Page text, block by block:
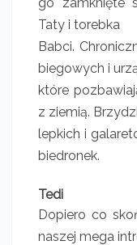
Taty i torebka
Babci.
biegowych i
które
z ziemią.
lepkich i
biedronek.
Tedi
Dopiero co
naszej mega